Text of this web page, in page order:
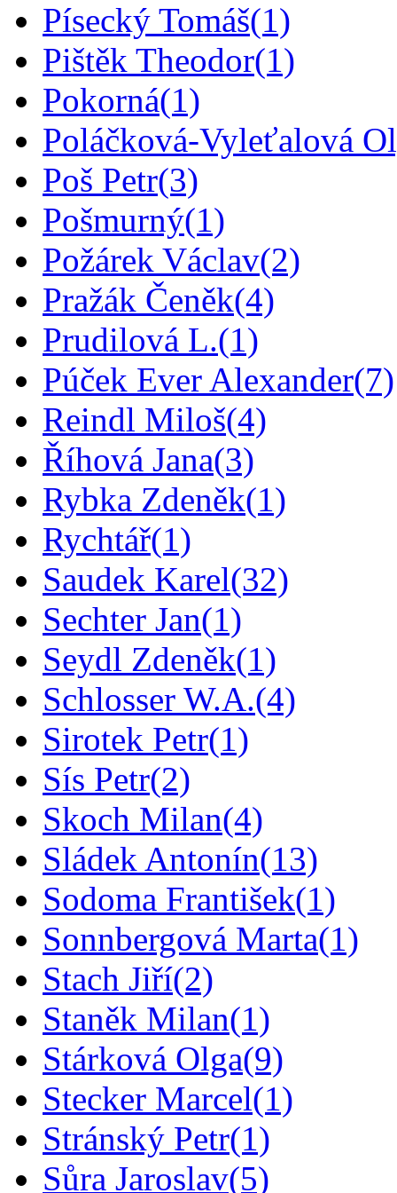
Písecký Tomáš(1)
Pištěk Theodor(1)
Pokorná(1)
Poláčková-Vyleťalová
Poš Petr(3)
Pošmurný(1)
Požárek Václav(2)
Pražák Čeněk(4)
Prudilová L.(1)
Púček Ever Alexander(7)
Reindl Miloš(4)
Říhová Jana(3)
Rybka Zdeněk(1)
Rychtář(1)
Saudek Karel(32)
Sechter Jan(1)
Seydl Zdeněk(1)
Schlosser W.A.(4)
Sirotek Petr(1)
Sís Petr(2)
Skoch Milan(4)
Sládek Antonín(13)
Sodoma František(1)
Sonnbergová Marta(1)
Stach Jiří(2)
Staněk Milan(1)
Stárková Olga(9)
Stecker Marcel(1)
Stránský Petr(1)
Sůra Jaroslav(5)